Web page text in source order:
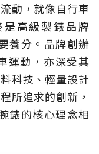
動，就像自行車
高級製錶品牌
養分。品牌創辦
運動，亦深受其
科技、輕量設計
所追求的創新，
錶的核心理念相